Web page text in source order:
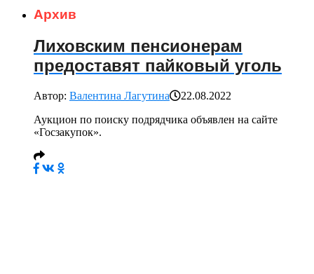
Архив
Лиховским пенсионерам
предоставят пайковый уголь
Автор: Валентина Лагутина
22.08.2022
Аукцион по поиску подрядчика объявлен на сайте
«Госзакупок».